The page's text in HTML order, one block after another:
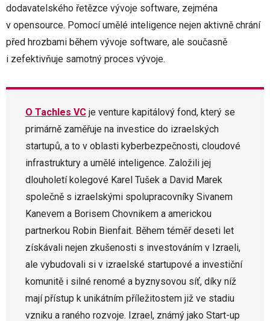
dodavatelského řetězce vývoje software, zejména
v opensource. Pomocí umělé inteligence nejen aktivně chrání
před hrozbami během vývoje software, ale současně
i zefektivňuje samotný proces vývoje.
O Tachles VC je venture kapitálový fond, který se
primárně zaměřuje na investice do izraelských
startupů, a to v oblasti kyberbezpečnosti, cloudové
infrastruktury a umělé inteligence. Založili jej
dlouholetí kolegové Karel Tušek a David Marek
společně s izraelskými spolupracovníky Sivanem
Kanevem a Borisem Chovnikem a americkou
partnerkou Robin Bienfait. Během téměř deseti let
získávali nejen zkušenosti s investováním v Izraeli,
ale vybudovali si v izraelské startupové a investiční
komunitě i silné renomé a byznysovou síť, díky níž
mají přístup k unikátním příležitostem již ve stadiu
vzniku a raného rozvoje. Izrael, známý jako Start-up